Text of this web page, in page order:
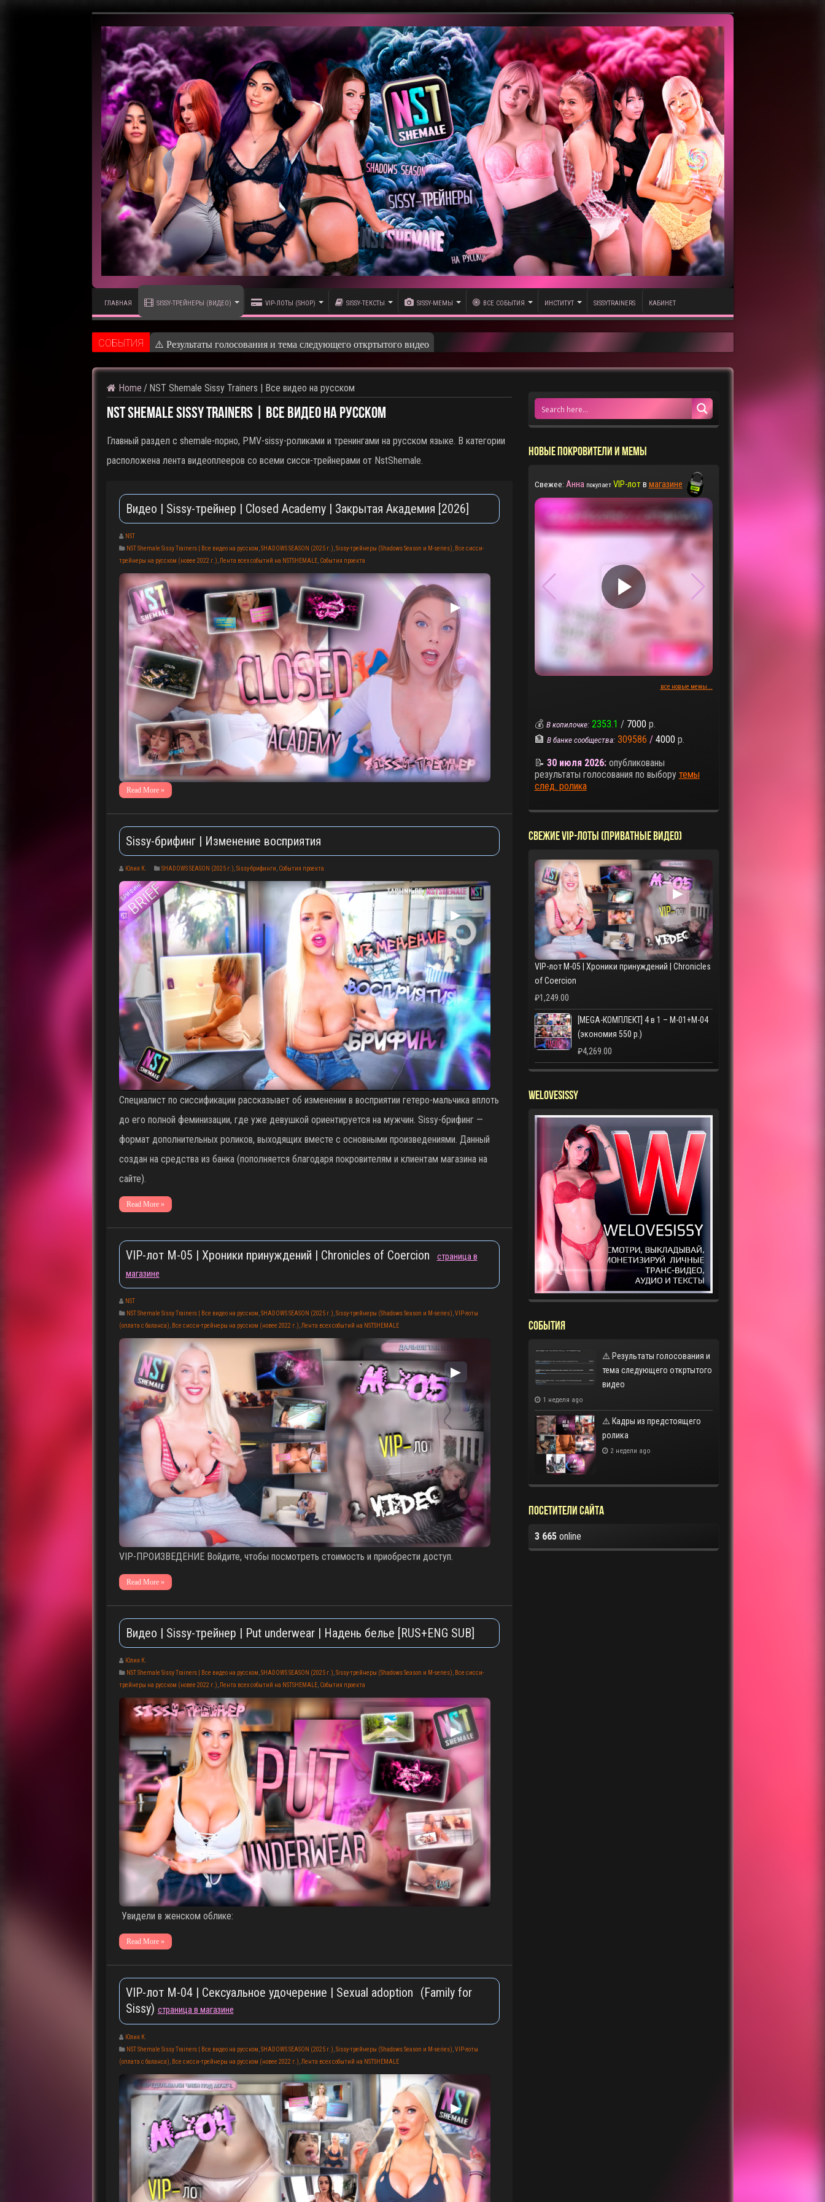
ГЛАВНАЯ SISSY-ТРЕЙНЕРЫ (ВИДЕО) VIP-ЛОТЫ (SHOP) SISSY-ТЕКСТЫ SISSY-МЕМЫ ВСЕ СОБЫТИЯ ИНСТИТУТ SISSYTRAINERS КАБИНЕТ
CОБЫТИЯ ⚠️ Кадры из предстоящего ролика
Home / NST Shemale Sissy Trainers | Все видео на русском
NST Shemale Sissy Trainers | Все видео на русском
Главный раздел с shemale-порно, PMV-sissy-роликами и тренингами на русском языке. В категории
расположена лента видеоплееров со всеми сисси-трейнерами от NstShemale.
Видео | Sissy-трейнер | Closed Academy | Закрытая Академия [2026]
NST
NST Shemale Sissy Trainers | Все видео на русском SHADOWS SEASON (2025 г.) Sissy-трейнеры (Shadows Season и M-series)
Все сисси-
трейнеры на русском (новее 2022 г.) Лента всех событий на NSTSHEMALE, События проекта
▶
Read More »
Sissy-брифинг | Изменение восприятия
Юлия К. SHADOWS SEASON (2025 г.),Sissy-брифинги, События проекта
▶
Специалист по сиссификации рассказыает об изменении в восприятии гетеро-мальчика вплоть
до его полной феминизации, где уже девушкой ориентируется на мужчин. Sissy-брифинг —
формат дополнительных роликов, выходящих вместе с основными произведениями. Данный
создан на средства из банка (пополняется благодаря покровителям и клиентам магазина на
сайте).
Read More »
VIP-лот M-05 | Хроники принуждений | Chronicles of Coercion
страница в
магазине
NST
NST Shemale Sissy Trainers | Все видео на русском SHADOWS SEASON (2025 г.) Sissy-трейнеры (Shadows Season и M-series) VIP-лоты
(оплата с баланса) Все сисси-трейнеры на русском (новее 2022 г.) Лента всех событий на NSTSHEMALE
▶
VIP-ПРОИЗВЕДЕНИЕ Войдите, чтобы посмотреть стоимость и приобрести доступ.
Read More »
Видео | Sissy-трейнер | Put underwear | Надень белье [RUS+ENG SUB]
Юлия К.
NST Shemale Sissy Trainers | Все видео на русском SHADOWS SEASON (2025 г.) Sissy-трейнеры (Shadows Season и M-series) Все сисси-
трейнеры на русском (новее 2022 г.) Лента всех событий на NSTSHEMALE, События проекта
▶
Увидели в женском облике:
Read More »
VIP-лот M-04 | Сексуальное удочерение | Sexual adoption (Family for
Sissy) страница в магазине
Юлия К.
NST Shemale Sissy Trainers | Все видео на русском,SHADOWS SEASON (2025 г.),Sissy-трейнеры (Shadows Season и M-series),VIP-лоты
(оплата с баланса), Все сисси-трейнеры на русском (новее 2022 г.),Лента всех событий на NSTSHEMALE
▶
НОВЫЕ ПОКРОВИТЕЛИ И МЕМЫ
Свежее: Анна покупает VIP-лотв магазине
▶
все новые мемы...
💰 В копилочке: 2353.1 / 7000 р.
🏦 В банке сообщества: 309586 / 4000 р.
📝 30 июля 2026:опубликованы
результаты голосования по выбору темы
след. ролика
СВЕЖИЕ VIP-ЛОТЫ (ПРИВАТНЫЕ ВИДЕО)
▶
VIP-лот M-05 | Хроники принуждений | Chronicles
of Coercion
₽1,249.00
[MEGA-КОМПЛЕКТ] 4 в 1 – M-01+M-04
(экономия 550 р.)
₽4,269.00
WELOVESISSY
СОБЫТИЯ
⚠️ Результаты голосования и
тема следующего откртытого
видео
1 неделя ago
⚠️ Кадры из предстоящего
ролика
2 недели ago
Посетители сайта
3 665online